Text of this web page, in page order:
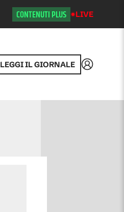
CONTENUTI PLUS LIVE
LEGGI IL GIORNALE Accedi